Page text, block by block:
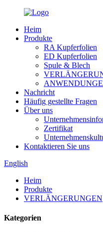
Heim
Produkte
RA Kupferfolien
ED Kupferfolien
Spule & Blech
Nachricht
Häufig gestellte Fragen
Über uns
Zertifikat
Kontaktieren Sie uns
English
Heim
Produkte
VERLÄNGERUNGEN
Kategorien